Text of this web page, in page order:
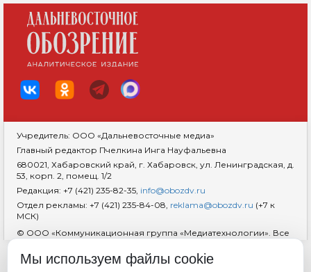
Учредитель: ООО «Дальневосточные медиа»
Главный редактор Пчелкина Инга Науфальевна
680021, Хабаровский край, г. Хабаровск, ул. Ленинградская, д.
53, корп. 2, помещ. 1/2
Редакция: +7 (421) 235-82-35, info@obozdv.ru
Отдел рекламы: +7 (421) 235-84-08, reklama@obozdv.ru (+7 к
МСК)
© ООО «Коммуникационная группа «Медиатехнологии». Все
гиперссылка на сайтdvobozrenie.ru обязательна.
Мы используем файлы cookie